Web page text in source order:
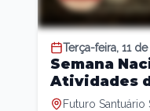
Terça-feira, 11
Semana
Atividades
Oração
Futuro Santuário